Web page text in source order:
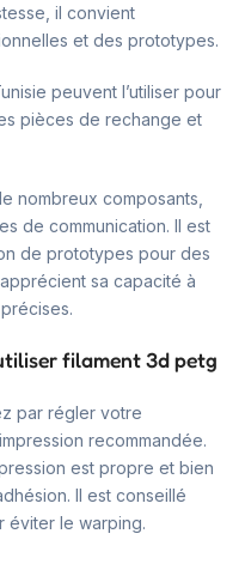
il convient
et des prototypes.
peuvent l’utiliser pour
pièces de rechange et
nombreux composants,
de communication. Il est
de prototypes pour des
sa capacité à
filament 3d petg
par régler votre
recommandée.
est propre et bien
Il est conseillé
éviter le warping.